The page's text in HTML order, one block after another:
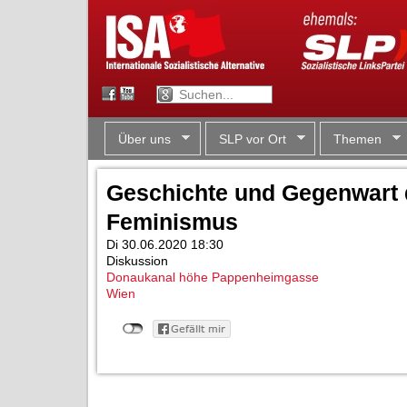
Über uns SLP vor Ort Themen
Geschichte und Gegenwart
Feminismus
Di 30.06.2020 18:30
Diskussion
Donaukanal höhe Pappenheimgasse
Wien